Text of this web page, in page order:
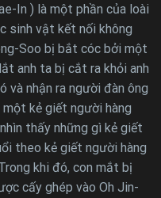
In ) là một phần của loài
sinh vật kết nối không
Soo bị bắt cóc bởi một
anh ta bị cắt ra khỏi anh
và nhận ra người đàn ông
kẻ giết người hàng
thấy những gì kẻ giết
theo kẻ giết người hàng
khi đó, con mắt bị
cấy ghép vào Oh Jin-